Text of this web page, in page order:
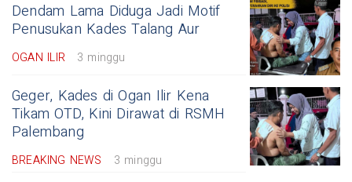
Dendam Lama Diduga Jadi Motif
Penusukan Kades Talang Aur
OGAN ILIR 3 minggu
Geger, Kades di Ogan Ilir Kena
Tikam OTD, Kini Dirawat di RSMH
Palembang
BREAKING NEWS 3 minggu